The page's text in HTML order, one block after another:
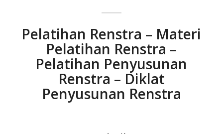
Pelatihan Renstra – Materi
Pelatihan Renstra –
Pelatihan Penyusunan
Renstra – Diklat
Penyusunan Renstra